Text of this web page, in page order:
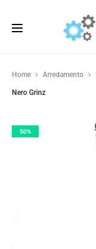
Home Arredamento
Nero Grinz
50%